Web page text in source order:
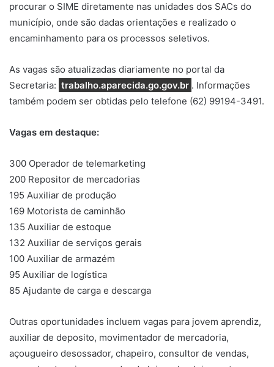
procurar o SIME diretamente nas unidades dos SACs do
município, onde são dadas orientações e realizado o
encaminhamento para os processos seletivos.
As vagas são atualizadas diariamente no portal da
Secretaria: trabalho.aparecida.go.gov.br . Informações
também podem ser obtidas pelo telefone (62) 99194-3491.
Vagas em destaque:
300 Operador de telemarketing
200 Repositor de mercadorias
195 Auxiliar de produção
169 Motorista de caminhão
135 Auxiliar de estoque
132 Auxiliar de serviços gerais
100 Auxiliar de armazém
95 Auxiliar de logística
85 Ajudante de carga e descarga
Outras oportunidades incluem vagas para jovem aprendiz,
auxiliar de deposito, movimentador de mercadoria,
açougueiro desossador, chapeiro, consultor de vendas,